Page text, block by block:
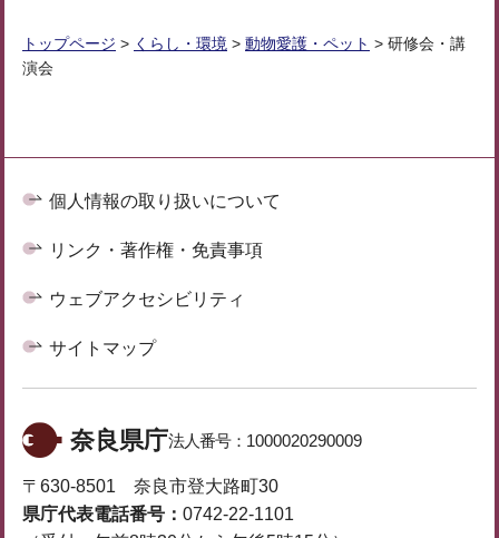
トップページ > くらし・環境 > 動物愛護・ペット > 研修会・講
演会
個人情報の取り扱いについて
リンク・著作権・免責事項
ウェブアクセシビリティ
サイトマップ
奈良県庁法人番号： 1000020290009
〒630-8501 奈良市登大路町30
県庁代表電話番号： 0742-22-1101